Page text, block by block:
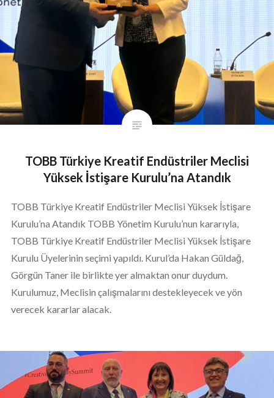
TOBB Türkiye Kreatif Endüstriler Meclisi
Yüksek İstişare Kurulu’na Atandık
TOBB Türkiye Kreatif Endüstriler Meclisi Yüksek İstişare
Kurulu’na Atandık TOBB Yönetim Kurulu’nun kararıyla,
TOBB Türkiye Kreatif Endüstriler Meclisi Yüksek İstişare
Kurulu Üyelerinin seçimi yapıldı. Kurul’da Hakan Güldağ,
Görgün Taner ile birlikte yer almaktan onur duydum.
Kurulumuz, Meclisin çalışmalarını destekleyecek ve yön
verecek kararlar alacak.